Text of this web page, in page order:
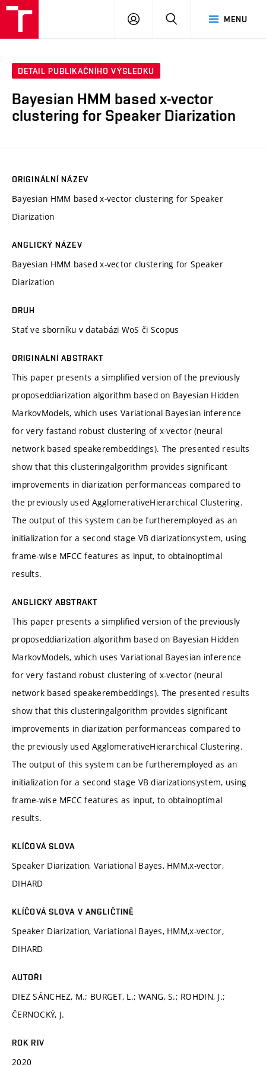
MENU
PŘIHLÁSIT
DETAIL PUBLIKAČNÍHO VÝSLEDKU
Bayesian HMM based x-vector
clustering for Speaker Diarization
ORIGINÁLNÍ NÁZEV
Bayesian HMM based x-vector clustering for Speaker
Diarization
ANGLICKÝ NÁZEV
Bayesian HMM based x-vector clustering for Speaker
Diarization
DRUH
Stať ve sborníku v databázi WoS či Scopus
ORIGINÁLNÍ ABSTRAKT
This paper presents a simplified version of the previously
proposeddiarization algorithm based on Bayesian Hidden
MarkovModels, which uses Variational Bayesian inference
for very fastand robust clustering of x-vector (neural
network based speakerembeddings). The presented results
show that this clusteringalgorithm provides significant
improvements in diarization performanceas compared to
the previously used AgglomerativeHierarchical Clustering.
The output of this system can be furtheremployed as an
initialization for a second stage VB diarizationsystem, using
frame-wise MFCC features as input, to obtainoptimal
results.
ANGLICKÝ ABSTRAKT
This paper presents a simplified version of the previously
proposeddiarization algorithm based on Bayesian Hidden
MarkovModels, which uses Variational Bayesian inference
for very fastand robust clustering of x-vector (neural
network based speakerembeddings). The presented results
show that this clusteringalgorithm provides significant
improvements in diarization performanceas compared to
the previously used AgglomerativeHierarchical Clustering.
The output of this system can be furtheremployed as an
initialization for a second stage VB diarizationsystem, using
frame-wise MFCC features as input, to obtainoptimal
results.
KLÍČOVÁ SLOVA
Speaker Diarization, Variational Bayes, HMM,x-vector,
DIHARD
KLÍČOVÁ SLOVA V ANGLIČTINĚ
Speaker Diarization, Variational Bayes, HMM,x-vector,
DIHARD
AUTOŘI
DIEZ SÁNCHEZ, M.; BURGET, L.; WANG, S.; ROHDIN, J.;
ČERNOCKÝ, J.
ROK RIV
2020